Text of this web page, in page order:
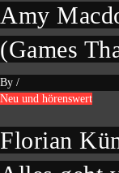
Amy
(Games
By /
Neu und hörenswert
Florian